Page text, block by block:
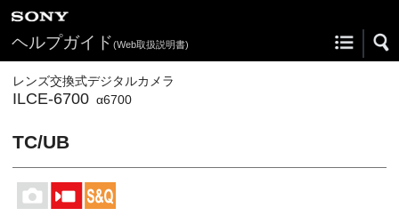
ヘルプガイド(Web取扱説明書)
レンズ交換式デジタルカメラ
ILCE-6700 α6700
TC/UB